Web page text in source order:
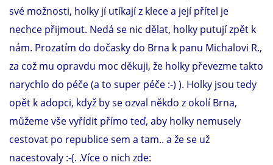
O FRETCE
PÉČE O FRETKU
CHCI SI POŘÍDIT FRETKU
své možnosti, holky jí utíkají z klece a její přítel je
nechce přijmout. Nedá se nic dělat, holky putují zpět k
nám. Prozatím do dočasky do Brna k panu Michalovi R.,
za což mu opravdu moc děkuji, že holky převezme takto
narychlo do péče (a to super péče :-) ). Holky jsou tedy
opět k adopci, když by se ozval někdo z okolí Brna,
můžeme vše vyřídit přímo teď, aby holky nemusely
cestovat po republice sem a tam.. a že se už
nacestovaly :-(. .Více o nich zde: